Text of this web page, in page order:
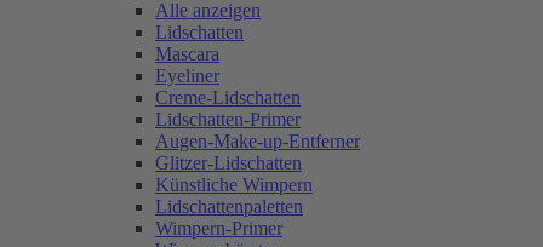
Alle anzeigen
Lidschatten
Mascara
Eyeliner
Creme-Lidschatten
Lidschatten-Primer
Augen-Make-up-Entferner
Glitzer-Lidschatten
Künstliche Wimpern
Lidschattenpaletten
Wimpern-Primer